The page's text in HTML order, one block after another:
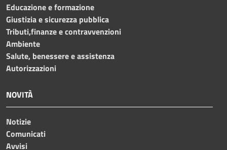
Educazione e formazione
Giustizia e sicurezza pubblica
Tributi,finanze e contravvenzioni
Ambiente
Salute, benessere e assistenza
Autorizzazioni
NOVITÀ
Notizie
Comunicati
Avvisi